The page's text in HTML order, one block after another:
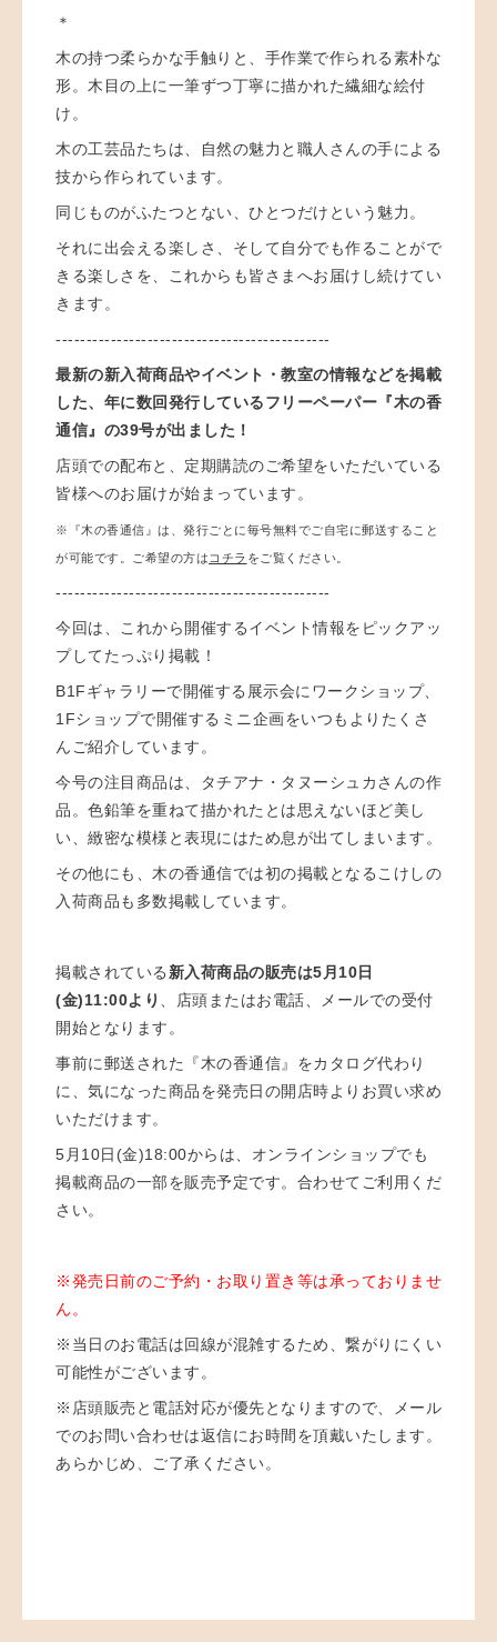
＊
木の持つ柔らかな手触りと、手作業で作られる素朴な
形。木目の上に一筆ずつ丁寧に描かれた繊細な絵付
け。
木の工芸品たちは、自然の魅力と職人さんの手による
技から作られています。
同じものがふたつとない、ひとつだけという魅力。
それに出会える楽しさ、そして自分でも作ることがで
きる楽しさを、これからも皆さまへお届けし続けてい
きます。
---------------------------------------------
最新の新入荷商品やイベント・教室の情報などを掲載
した、年に数回発行しているフリーペーパー『木の香
通信』の39号が出ました！
店頭での配布と、定期購読のご希望をいただいている
皆様へのお届けが始まっています。
※『木の香通信』は、発行ごとに毎号無料でご自宅に郵送すること
が可能です。ご希望の方は コチラ をご覧ください。
---------------------------------------------
今回は、これから開催するイベント情報をピックアッ
プしてたっぷり掲載！
B1Fギャラリーで開催する展示会にワークショップ、
1Fショップで開催するミニ企画をいつもよりたくさ
んご紹介しています。
今号の注目商品は、タチアナ・タヌーシュカさんの作
品。色鉛筆を重ねて描かれたとは思えないほど美し
い、緻密な模様と表現にはため息が出てしまいます。
その他にも、木の香通信では初の掲載となるこけしの
入荷商品も多数掲載しています。
掲載されている 新入荷商品の販売は5月10日
(金)11:00より
、店頭またはお電話、メールでの受付
開始となります。
事前に郵送された『木の香通信』をカタログ代わり
に、気になった商品を発売日の開店時よりお買い求め
いただけます。
5月10日(金)18:00からは、オンラインショップでも
掲載商品の一部を販売予定です。合わせてご利用くだ
さい。
※発売日前のご予約・お取り置き等は承っておりませ
ん。
※当日のお電話は回線が混雑するため、繋がりにくい
可能性がございます。
※店頭販売と電話対応が優先となりますので、メール
でのお問い合わせは返信にお時間を頂戴いたします。
あらかじめ、ご了承ください。